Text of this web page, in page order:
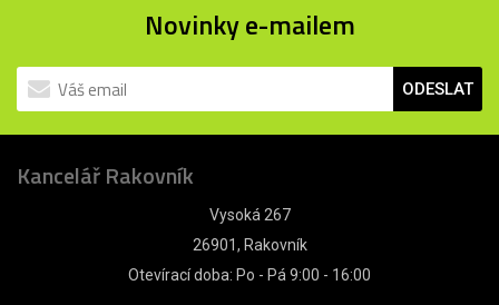
Novinky e-mailem
ODESLAT
Kancelář Rakovník
Vysoká 267
26901, Rakovník
Otevírací doba: Po - Pá 9:00 - 16:00